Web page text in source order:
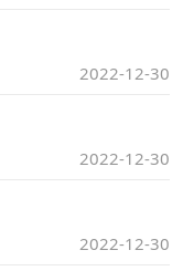
2022-12-30
2022-12-30
2022-12-30